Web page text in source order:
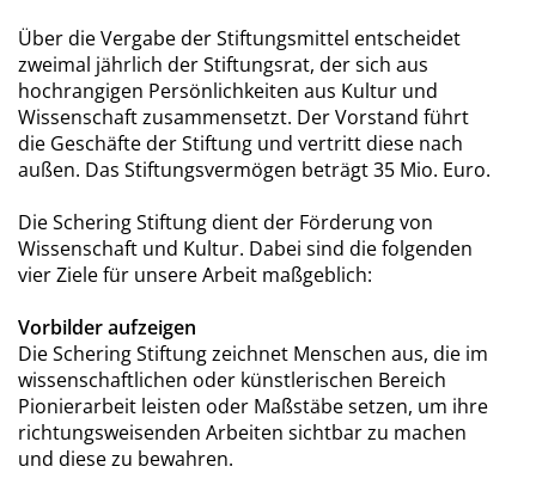
Über die Vergabe der Stiftungsmittel entscheidet
zweimal jährlich der Stiftungsrat, der sich aus
hochrangigen Persönlichkeiten aus Kultur und
Wissenschaft zusammensetzt. Der Vorstand führt
die Geschäfte der Stiftung und vertritt diese nach
außen. Das Stiftungsvermögen beträgt 35 Mio. Euro.
Die Schering Stiftung dient der Förderung von
Wissenschaft und Kultur. Dabei sind die folgenden
vier Ziele für unsere Arbeit maßgeblich:
Vorbilder aufzeigen
Die Schering Stiftung zeichnet Menschen aus, die im
wissenschaftlichen oder künstlerischen Bereich
Pionierarbeit leisten oder Maßstäbe setzen, um ihre
richtungsweisenden Arbeiten sichtbar zu machen
und diese zu bewahren.